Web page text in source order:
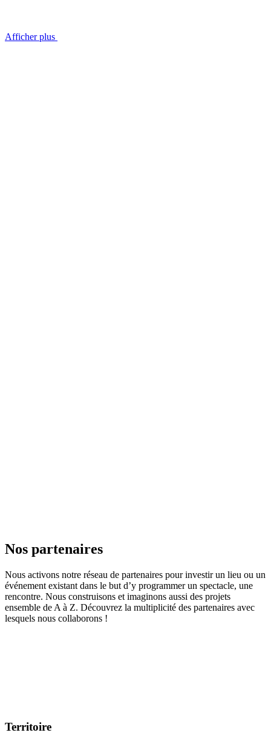
Afficher plus
Nos partenaires
Nous activons notre réseau de partenaires pour investir un lieu ou un
événement existant dans le but d’y programmer un spectacle, une
rencontre. Nous construisons et imaginons aussi des projets
ensemble de A à Z. Découvrez la multiplicité des partenaires avec
lesquels nous collaborons !
Territoire